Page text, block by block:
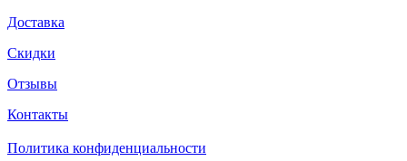
Доставка
Скидки
Отзывы
Контакты
Политика конфиденциальности